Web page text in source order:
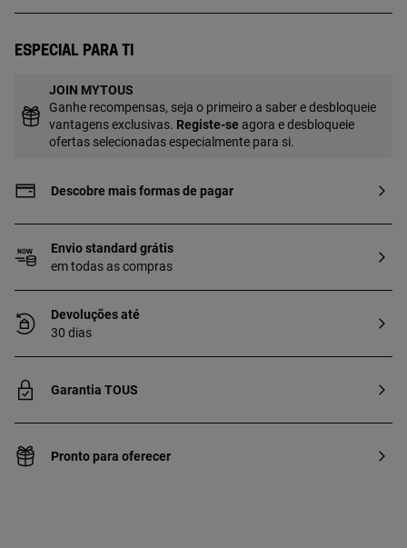
espessura mínima de 2,5 micras, sem
Especial para ti
JOIN MYTOUS
Ganhe recompensas, seja o primeiro a saber e desbloqueie
vantagens exclusivas. Registe-se agora e desbloqueie
ofertas selecionadas especialmente para si.
Descobre mais formas de pagar
Envio standard grátis
em todas as compras
Devoluções até
30 dias
Garantia TOUS
Pronto para oferecer